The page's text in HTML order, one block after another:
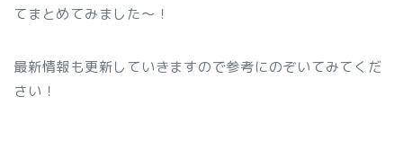
てまとめてみました～！
最新情報も更新していきますので参考にのぞいてみてくだ
さい！